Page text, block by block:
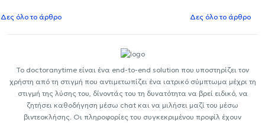
Δες όλο το άρθρο Δες όλο το άρθρο
Το doctoranytime είναι ένα end-to-end solution που υποστηρίζει τον
χρήστη από τη στιγμή που αντιμετωπίζει ένα ιατρικό σύμπτωμα μέχρι τη
στιγμή της λύσης του, δίνοντάς του τη δυνατότητα να βρεί ειδικό, να
ζητήσει καθοδήγηση μέσω chat και να μιλήσει μαζί του μέσω
βιντεοκλήσης. Οι πληροφορίες του συγκεκριμένου προφίλ έχουν